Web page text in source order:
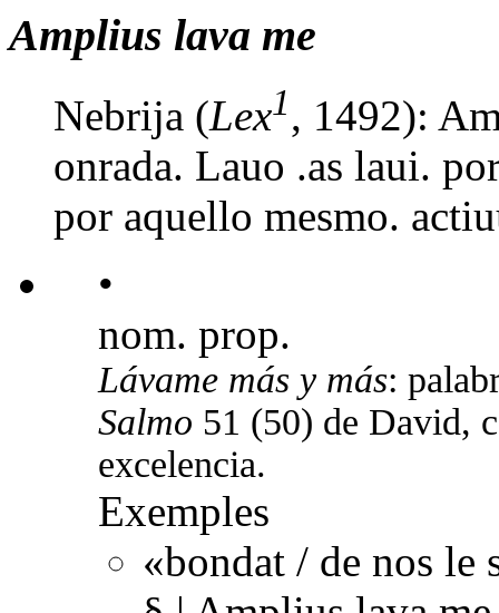
Amplius lava me
​Nebrija (Lex1, 1492):
onrada. Lauo .as laui.
por aquello mesmo.
•
nom. prop.
Lávame más y más:
Salmo 51 (50) de David,
excelencia.
Exemples
«bondat / de nos le